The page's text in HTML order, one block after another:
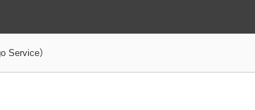
Service）